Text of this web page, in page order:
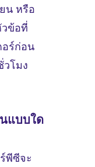
น หรือ
ข้อที่
อร์ก่อน
วโมง
แบบใด
พีซีจะ